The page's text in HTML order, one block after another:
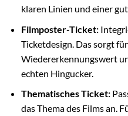
klaren Linien und einer
Filmposter-Ticket:
Ticketdesign. Das sorgt
Wiedererkennungswert
echten Hingucker.
Thematisches Ticket:
das Thema des Films an.